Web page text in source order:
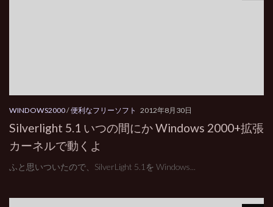
WINDOWS2000/便利なフリーソフト 2012年8月30日
Silverlight 5.1 いつの間にか Windows 2000+拡張
カーネルで動くよ
ふと思いついたので、SilverLight 5.1を Windows...